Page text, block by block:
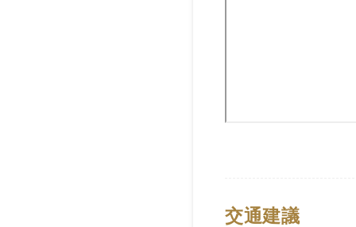
交通建議